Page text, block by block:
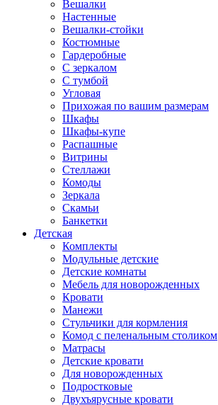
Вешалки
Настенные
Вешалки-стойки
Костюмные
Гардеробные
С зеркалом
С тумбой
Угловая
Прихожая по вашим размерам
Шкафы
Шкафы-купе
Распашные
Витрины
Стеллажи
Комоды
Зеркала
Скамьи
Банкетки
Детская
Комплекты
Модульные детские
Детские комнаты
Мебель для новорожденных
Кровати
Манежи
Стульчики для кормления
Комод с пеленальным столиком
Матрасы
Детские кровати
Для новорожденных
Подростковые
Двухъярусные кровати